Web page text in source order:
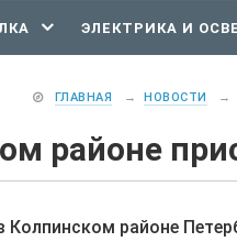
ЭЛЕКТРИКА И
ГЛАВНАЯ → НОВОСТИ →
районе
Колпинском районе